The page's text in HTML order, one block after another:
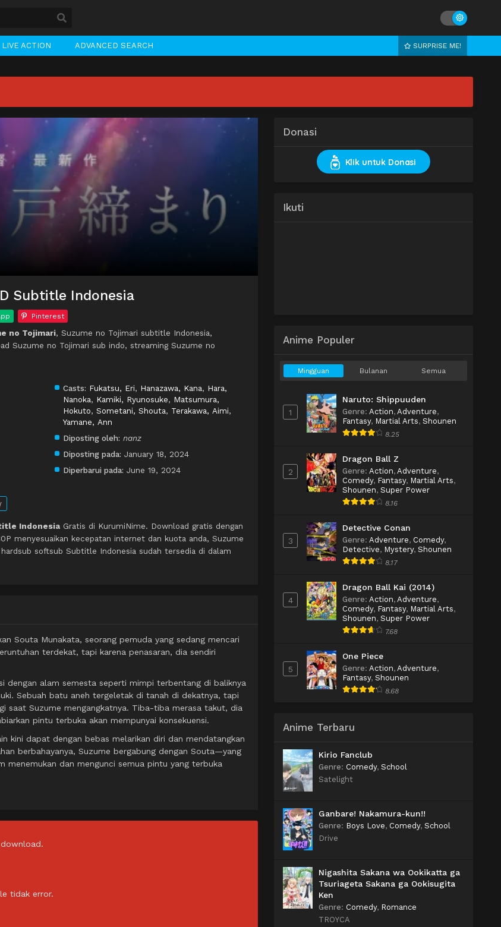
LIVE ACTION ADVANCED SEARCH SURPRISE ME!
Subtitle Indonesia
Pinterest
no Tojimari, Suzume no Tojimari subtitle Indonesia,
Suzume no Tojimari sub indo, streaming Suzume no
Casts: Fukatsu, Eri, Hanazawa, Kana, Hara,
Nanoka, Kamiki, Ryunosuke, Matsumura,
Hokuto, Sometani, Shouta, Terakawa, Aimi,
Yamane, Ann
Diposting oleh: nanz
Diposting pada: January 18, 2024
Diperbarui pada: June 19, 2024
Indonesia Gratis di KurumiNime. Download gratis dengan
menyesuaikan kecepatan internet dan kuota anda, Suzume
softsub Subtitle Indonesia sudah tersedia di dalam
Souta Munakata, seorang pemuda yang sedang mencari
terdekat, tapi karena penasaran, dia sendiri
dengan alam semesta seperti mimpi terbentang di baliknya
Sebuah batu aneh tergeletak di tanah di dekatnya, tapi
saat Suzume mengangkatnya. Tiba-tiba merasa takut, dia
pintu terbuka akan mempunyai konsekuensi.
kini dapat dengan bebas melarikan diri dan mendatangkan
berbahayanya, Suzume bergabung dengan Souta—yang
menemukan dan mengunci semua pintu yang terbuka
tidak error.
Donasi
Klik untuk Donasi
Ikuti
Anime Populer
Mingguan Bulanan Semua
1
Naruto: Shippuuden
Genre: Action, Adventure,
Fantasy, Martial Arts, Shounen
8.25
2
Dragon Ball Z
Genre: Action, Adventure,
Comedy, Fantasy, Martial Arts,
Shounen, Super Power
8.16
3
Detective Conan
Genre: Adventure, Comedy,
Detective, Mystery, Shounen
8.17
4
Dragon Ball Kai (2014)
Genre: Action, Adventure,
Comedy, Fantasy, Martial Arts,
Shounen, Super Power
7.68
5
One Piece
Genre: Action, Adventure,
Fantasy, Shounen
8.68
Anime Terbaru
Kirio Fanclub
Genre: Comedy, School
Satelight
Ganbare! Nakamura-kun!!
Genre: Boys Love, Comedy, School
Drive
Nigashita Sakana wa Ookikatta ga
Tsuriageta Sakana ga Ookisugita
Ken
Genre: Comedy, Romance
TROYCA